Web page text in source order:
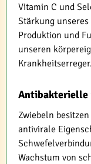
Vitamin C und
Stärkung
Produktion und
unseren
Krankheitserreger.
Antibakterielle
Zwiebeln
antivirale
Wachstum von